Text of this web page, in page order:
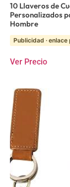
10 Llaveros de
Personalizados
Hombre
Publicidad · enlace
Ver Precio